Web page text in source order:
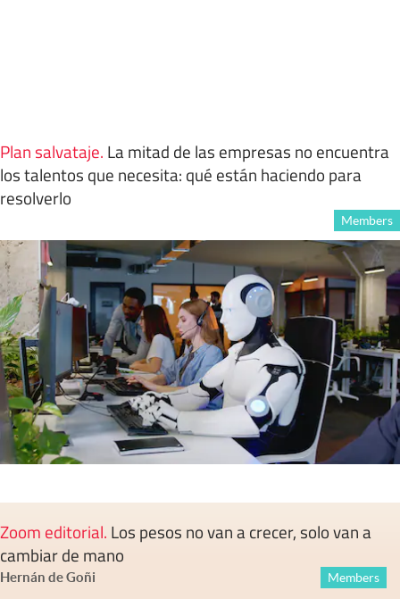
Plan salvataje. La mitad de las empresas no encuentra
los talentos que necesita: qué están haciendo para
resolverlo
Members
Zoom editorial. Los pesos no van a crecer, solo van a
cambiar de mano
Hernán de Goñi Members